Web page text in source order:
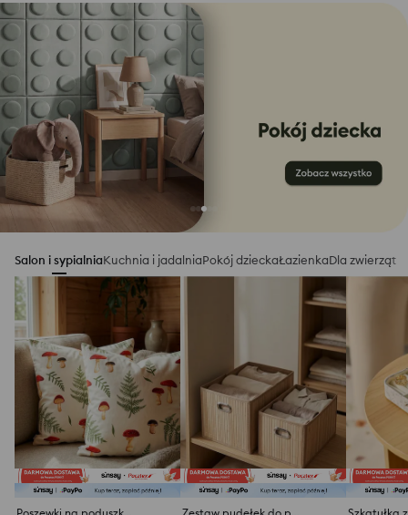
Salon i sypialniaKuchnia i jadalniaPokój dzieckaŁazienkaDla zwierząt